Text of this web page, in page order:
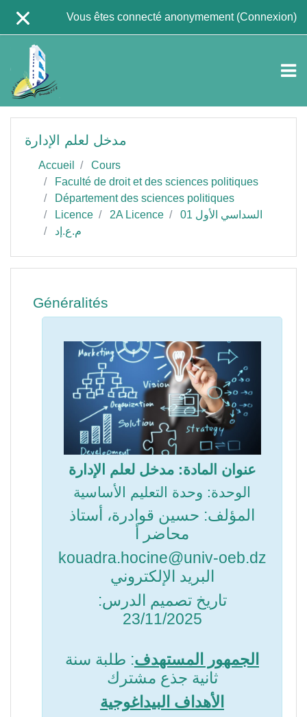
Vous êtes connecté anonymement (Connexion)
مدخل لعلم الإدارة
Accueil
Cours
Faculté de droit et des sciences politiques
Département des sciences politiques
Licence
2A Licence
السداسي الأول 01
م.ع.إد
Aperçu des sections
Généralités
عنوان المادة: مدخل لعلم الإدارة
الوحدة: وحدة التعليم الأساسية
المؤلف: حسين قوادرة، أستاذ
محاضر أ
kouadra.hocine@univ-oeb.dz
البريد الإلكتروني
تاريخ تصميم الدرس:
23/11/2025
الجمهور المستهدف: طلبة سنة
ثانية جذع مشترك
الأهداف البيداغوجية